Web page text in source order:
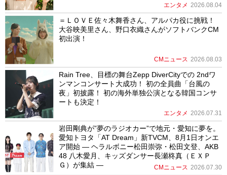
エンタメ 2026.08.04
＝ＬＯＶＥ佐々木舞香さん、アルパカ役に挑戦！
大谷映美里さん、野口衣織さんがソフトバンクCM
初出演！
CMニュース 2026.08.03
Rain Tree、目標の舞台Zepp DiverCityでの 2ndワ
ンマンコンサート大成功！ 初の全員曲「台風の
夜」初披露！ 初の海外単独公演となる韓国コンサ
ートも決定！
エンタメ 2026.07.31
岩田剛典が”夢のラジオカー”で地元・愛知に夢を。
愛知トヨタ「AT Dream」新TVCM、8月1日オンエ
ア開始 ― ヘラルボニー松田崇弥・松田文登、AKB
48 八木愛月、キッズダンサー長瀬柊真（ＥＸＰ
Ｇ）が集結 ―
CMニュース 2026.07.30